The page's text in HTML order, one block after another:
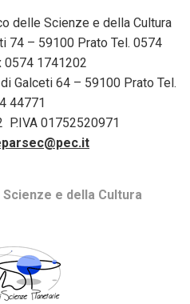
delle Scienze e della Cultura
74 – 59100 Prato Tel. 0574
0574 1741202
Galceti 64 – 59100 Prato Tel.
44771
P.IVA 01752520971
e della Cultura